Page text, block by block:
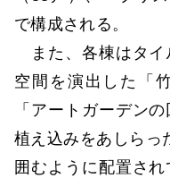
で構成される。
また、各棟はタイ
空間を演出した「
「アートガーデン
植え込みをあしらっ
囲むように配置さ